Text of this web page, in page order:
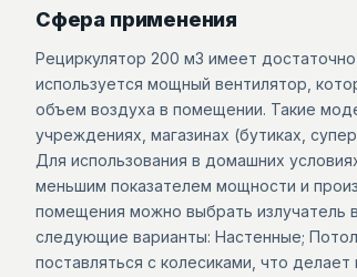
Сфера применения
Рециркулятор 200 м3 имеет
используется мощный вентилятор,
объем воздуха в помещении. Такие
учреждениях, магазинах (бутиках,
Для использования в домашних
меньшим показателем мощности и
помещения можно выбрать излучатель
следующие варианты: Настенные;
поставляться с колесиками, что